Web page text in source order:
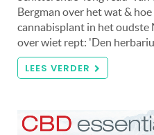
Bergman over het wat &
cannabisplant in het oudste
over wiet rept: 'Den
LEES VERDER